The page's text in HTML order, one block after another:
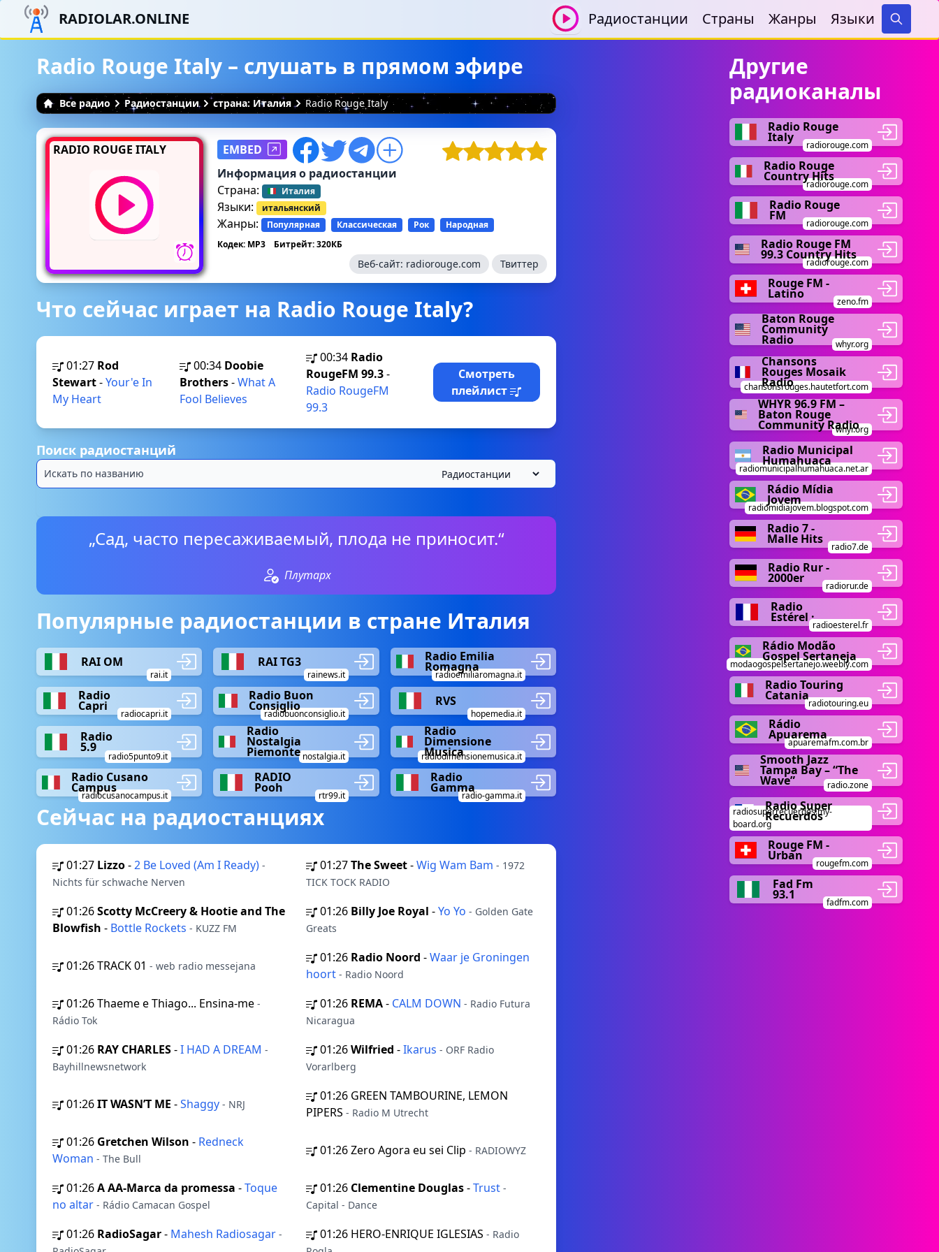
RADIOLAR.ONLINE Радиостанции Страны Жанры Языки
Search
Radio Rouge Italy – слушать в прямом эфире
Все радио Радиостанции страна: Италия Radio Rouge Italy
RADIO ROUGE ITALY
EMBED
Информация о радиостанции
Страна:
Италия
Языки: итальянский
Жанры: Популярная Классическая Рок
Народная
Кодек: MP3
Битрейт: 320КБ
Веб-сайт: radiorouge.com Твиттер
Что сейчас играет на Radio Rouge Italy?
01:27 Rod
Stewart-Your'e In
My Heart
00:34 Doobie
Brothers-What A
Fool Believes
00:34 Radio
RougeFM 99.3-
Radio RougeFM
99.3
Смотреть
плейлист
Поиск радиостанций
„Сад, часто пересаживаемый, плода не приносит.“
Плутарх
Популярные радиостанции в стране Италия
RAI OM
rai.it
RAI TG3
rainews.it
Radio Emilia
Romagna
radioemiliaromagna.it
Radio
Capri
radiocapri.it
Radio Buon
Consiglio
radiobuonconsiglio.it
RVS
hopemedia.it
Radio
5.9
radio5punto9.it
Radio
Nostalgia
Piemonte nostalgia.it
Radio
Dimensione
Musica
radiodimensionemusica.it
Radio Cusano
Campus
radiocusanocampus.it
RADIO
Pooh
rtr99.it
Radio
Gamma
radio-gamma.it
Сейчас на радиостанциях
01:27 Lizzo-2 Be Loved (Am I Ready) -
Nichts für schwache Nerven
01:27The Sweet-Wig Wam Bam - 1972
TICK TOCK RADIO
01:26Scotty McCreery & Hootie and The
Blowfish - Bottle Rockets - KUZZ FM
01:26 Billy Joe Royal -Yo Yo - Golden Gate
Greats
01:26TRACK 01 - web radio messejana
01:26 Radio Noord -Waar je Groningen
hoort - Radio Noord
01:26Thaeme e Thiago... Ensina-me -
Rádio Tok
01:26 REMA- CALM DOWN - Radio Futura
Nicaragua
01:26 RAY CHARLES-I HAD A DREAM -
Bayhillnewsnetwork
01:26Wilfried -Ikarus - ORF Radio
Vorarlberg
01:26IT WASN’T ME -Shaggy - NRJ
01:26 GREEN TAMBOURINE, LEMON
PIPERS - Radio M Utrecht
01:26 Gretchen Wilson - Redneck
Woman - The Bull
01:26Zero Agora eu sei Clip - RADIOWYZ
01:26A AA-Marca da promessa -Toque
no altar - Rádio Camacan Gospel
01:26 Clementine Douglas-Trust -
Capital - Dance
01:26 RadioSagar- Mahesh Radiosagar -
01:26 HERO-ENRIQUE IGLESIAS - Radio
Другие
радиоканалы
Radio Rouge
Italy
radiorouge.com
Radio Rouge
Country Hits
radiorouge.com
Radio Rouge
FM
radiorouge.com
Radio Rouge FM
99.3 Country Hits
radiorouge.com
Rouge FM -
Latino
zeno.fm
Baton Rouge
Community
Radio whyr.org
Chansons
Rouges Mosaik
Radio
chansonsrouges.hautetfort.com
WHYR 96.9 FM –
Baton Rouge
Community Radio
whyr.org
Radio Municipal
Humahuaca
radiomunicipalhumahuaca.net.ar
Rádio Mídia
Jovem
radiomidiajovem.blogspot.com
Radio 7 -
Malle Hits
radio7.de
Radio Rur -
2000er
radiorur.de
Radio
Estérel ·
radioesterel.fr
Rádio Modão
Gospel Sertaneja
modaogospelsertanejo.weebly.com
Radio Touring
Catania
radiotouring.eu
Rádio
Apuarema
apuaremafm.com.br
Smooth Jazz
Tampa Bay – “The
Wave” radio.zone
Radio Super
Recuerdos
radiosuperrecuerdos.my-
board.org
Rouge FM -
Urban
rougefm.com
Fad Fm
93.1
fadfm.com